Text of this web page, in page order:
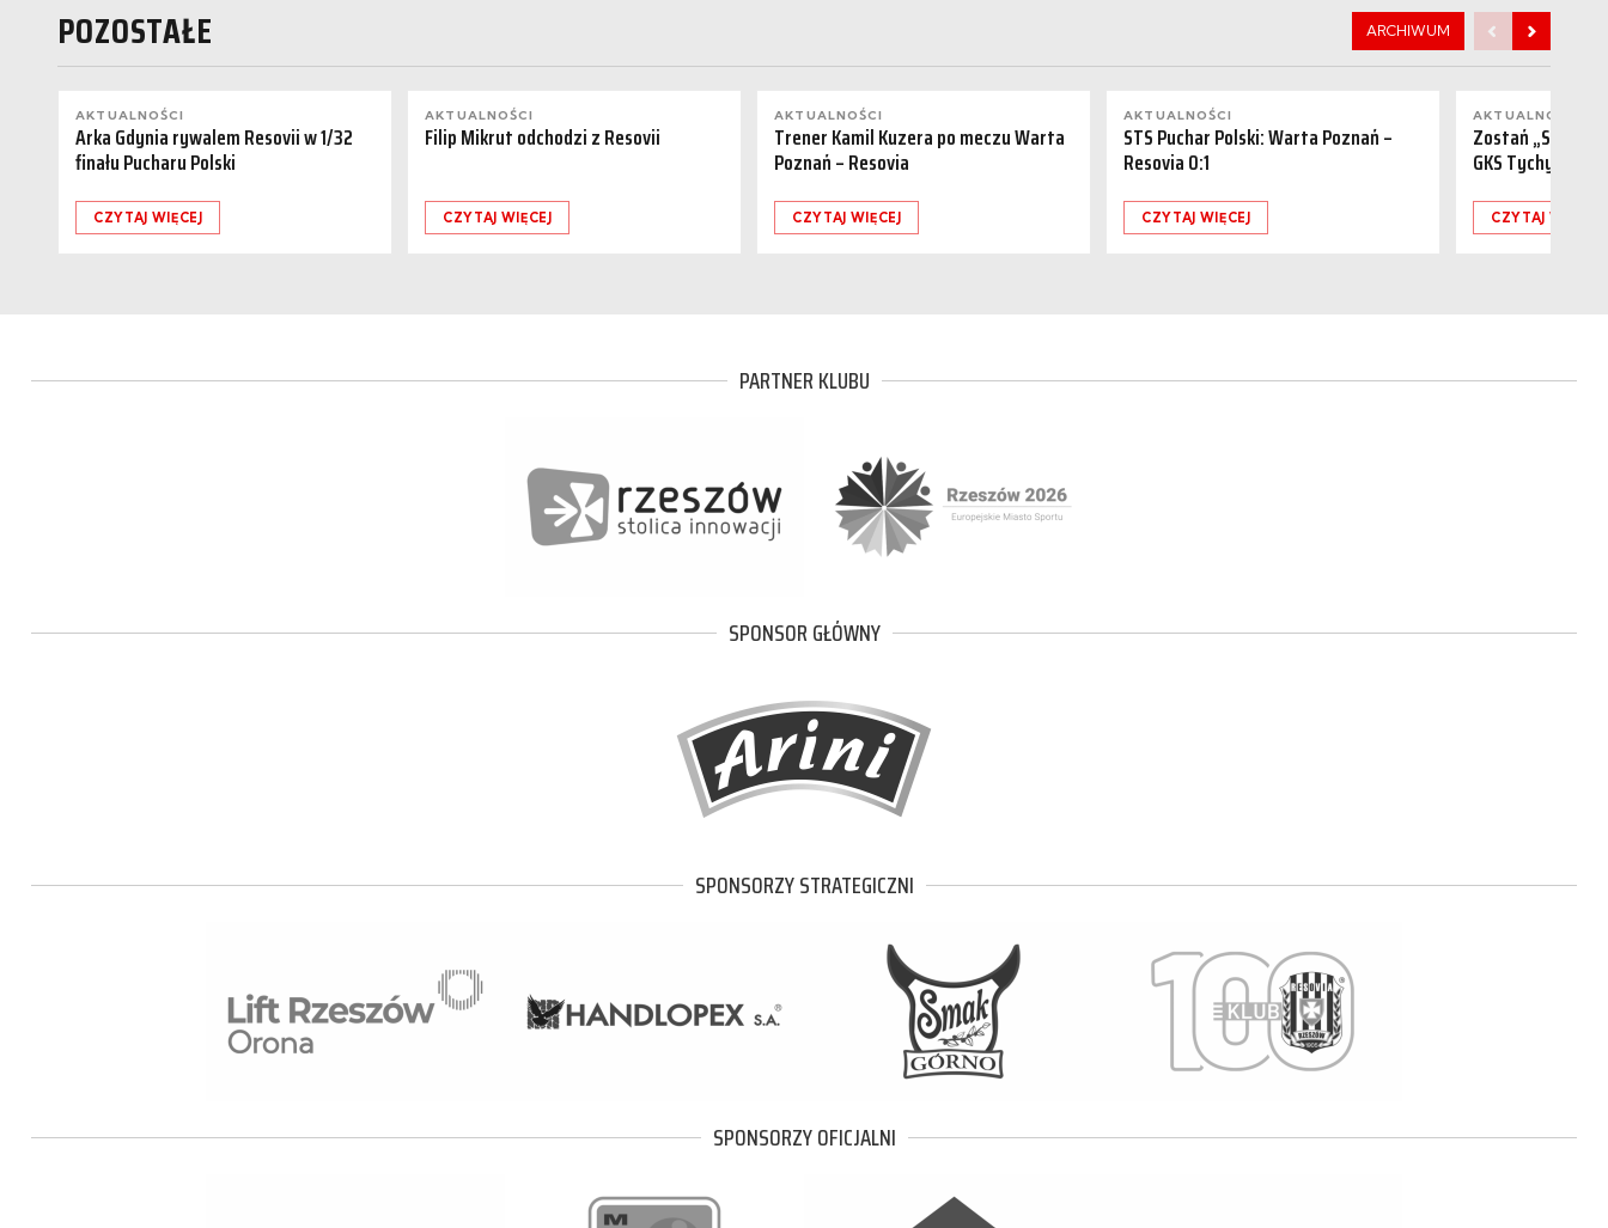
POZOSTAŁE ARCHIWUM
AKTUALNOŚCI
Arka Gdynia rywalem Resovii w 1/32
finału Pucharu Polski
CZYTAJ WIĘCEJ
AKTUALNOŚCI
Filip Mikrut odchodzi z Resovii
CZYTAJ WIĘCEJ
AKTUALNOŚCI
Trener Kamil Kuzera po meczu Warta
Poznań – Resovia
CZYTAJ WIĘCEJ
AKTUALNOŚCI
STS Puchar Polski: Warta Poznań –
Resovia 0:1
CZYTAJ WIĘCEJ
AKTUALNOŚCI
Zostań
GKS Tychy
CZYTAJ WIĘCEJ
PARTNER KLUBU
SPONSOR GŁÓWNY
SPONSORZY STRATEGICZNI
SPONSORZY OFICJALNI